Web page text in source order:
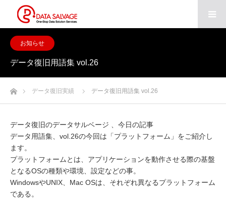
お知らせ
データ復旧用語集 vol.26
ホームデータ復旧実績 データ復旧用語集 vol.26
データ復旧のデータサルベージ 、今日の記事
データ用語集、vol.26の今回は「プラットフォーム」をご紹介し
ます。
プラットフォームとは、アプリケーションを動作させる際の基盤
となるOSの種類や環境、設定などの事。
WindowsやUNIX、Mac OSは、それぞれ異なるプラットフォーム
である。